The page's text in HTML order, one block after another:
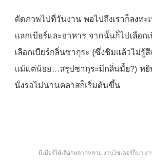
ตัดภาพไปที่วันงาน พอไปถึงเราก็ลงทะ
แลกเบียร์และอาหาร จากนั้นก็ไปเลือก
เลือกเบียร์กลิ่นซากุระ (ซึ่งชิมแล้วไม่รู้
แม้แต่น้อย…สรุปซากุระมีกลิ่นมั้ย?) หยิ
นั่งรอไม่นานคลาสก็เริ่มต้นขึ้น
มีเบียร์ให้เลือกหลากหลาย งานไซเดอร์ก็มา ง